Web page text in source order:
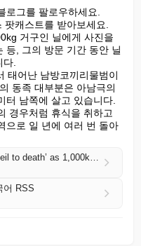
로그를 팔로우하세요.
캐스트를 받아보세요.
거구인 닐에게 사진을
등, 그의 방문 기간 동안 닐
.
태어난 남방코끼리물범이
동족 대부분은 아남극의
터 남쪽에 살고 있습니다.
경우처럼 휴식을 취하고
으로 일 년에 여러 번 돌아
Tasmanians warned of ‘loving Neil to death’ as 1,000kg seal’s antics feed ‘double-edged sword’ of fame
어 RSS